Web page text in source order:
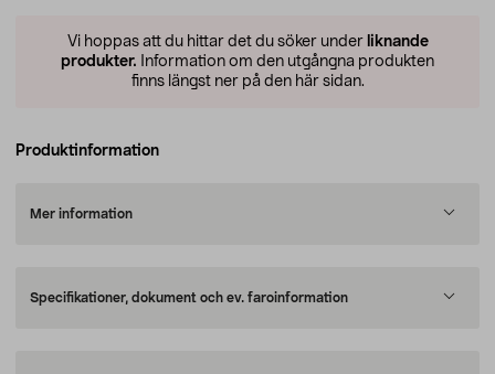
Vi hoppas att du hittar det du söker under liknande
produkter. Information om den utgångna produkten
finns längst ner på den här sidan.
Produktinformation
Mer information
Specifikationer, dokument och ev. faroinformation